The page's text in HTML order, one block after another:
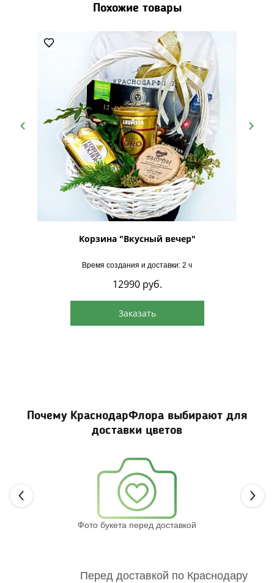
Похожие товары
Корзина "Вкусный вечер"
Время создания и доставки: 2 ч
12990 руб.
Заказать
Почему КраснодарФлора выбирают для
доставки цветов
Фото букета перед доставкой
Перед доставкой по Краснодару